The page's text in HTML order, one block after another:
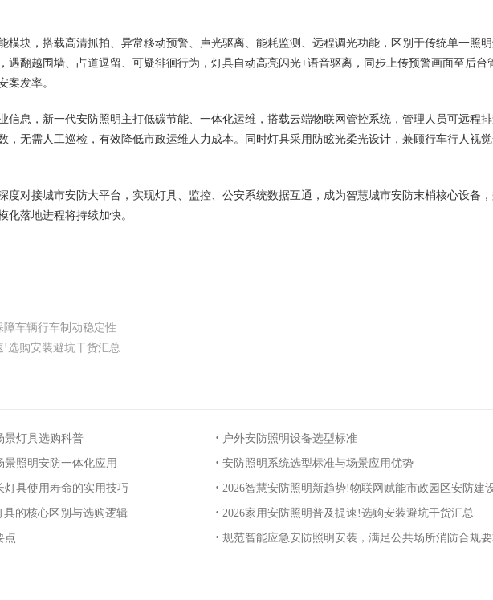
模块，搭载高清抓拍、异常移动预警、声光驱离、能耗监测、远程调光功能，区别于传统单一照
遇翻越围墙、占道逗留、可疑徘徊行为，灯具自动高亮闪光+语音驱离，同步上传预警画面至后台
案发率。
信息，新一代安防照明主打低碳节能、一体化运维，搭载云端物联网管控系统，管理人员可远程
，无需人工巡检，有效降低市政运维人力成本。同时灯具采用防眩光柔光设计，兼顾行车行人视
度对接城市安防大平台，实现灯具、监控、公安系统数据互通，成为智慧城市安防末梢核心设备
化落地进程将持续加快。
车辆行车制动稳定性
!选购安装避坑干货汇总
景灯具选购科普
照明安防一体化应用
具使用寿命的实用技巧
的核心区别与选购逻辑
点
· 户外安防照明设备选型标准
· 安防照明系统选型标准与场景应用优势
· 2026智慧安防照明新趋势!物联网赋能市政园区安防建
· 2026家用安防照明普及提速!选购安装避坑干货汇总
· 规范智能应急安防照明安装，满足公共场所消防合规